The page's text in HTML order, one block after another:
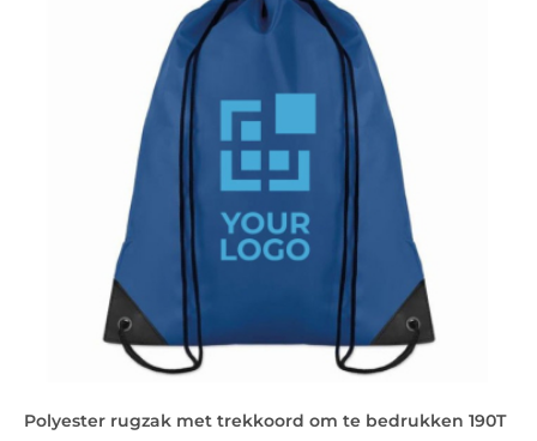
Polyester rugzak met trekkoord om te bedrukken 190T